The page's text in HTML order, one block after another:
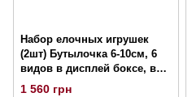
Набор елочных игрушек
(2шт) Бутылочка 6-10см, 6
видов в дисплей боксе, в
упаковке 66 шт. 195-S77
1 560 грн